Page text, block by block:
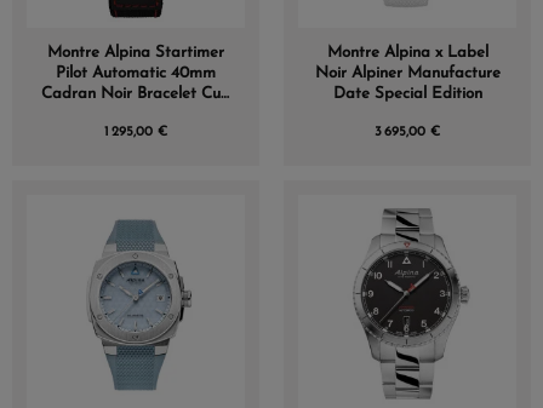
Montre Alpina Startimer
Pilot Automatic 40mm
Cadran Noir Bracelet Cuir
1 295,00 €
Montre Alpina x Label
Noir Alpiner Manufacture
Date Special Edition
3 695,00 €